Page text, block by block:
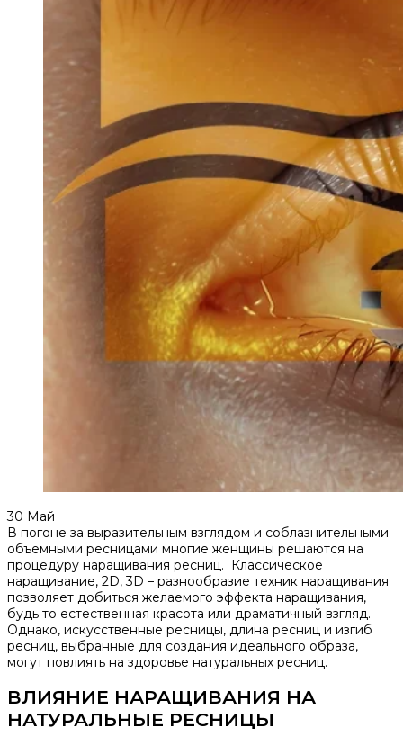
30 Май
В погоне за выразительным взглядом и соблазнительными
объемными ресницами многие женщины решаются на
процедуру наращивания ресниц. Классическое
наращивание, 2D, 3D – разнообразие техник наращивания
позволяет добиться желаемого эффекта наращивания,
будь то естественная красота или драматичный взгляд.
Однако, искусственные ресницы, длина ресниц и изгиб
ресниц, выбранные для создания идеального образа,
могут повлиять на здоровье натуральных ресниц.​
ВЛИЯНИЕ НАРАЩИВАНИЯ НА
НАТУРАЛЬНЫЕ РЕСНИЦЫ